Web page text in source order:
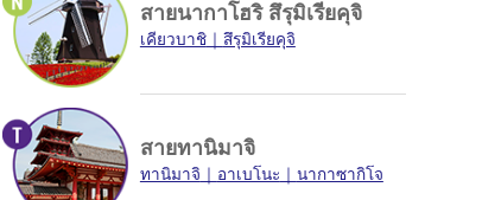
สายนากาโฮริ สึรุมิเรียคุจิ
เคียวบาชิ สึรุมิเรียคุจิ
สายทานิมาจิ
ทานิมาจิ อาเบโนะ นากาซากิโจ